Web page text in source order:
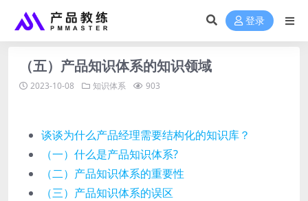
登录
（五）产品知识体系的知识领域
2023-10-08 知识体系 903
谈谈为什么产品经理需要结构化的知识库？
（一）什么是产品知识体系?
（二）产品知识体系的重要性
（三）产品知识体系的误区